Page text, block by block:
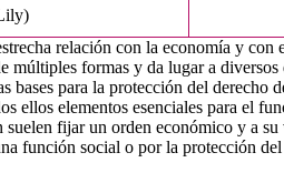
relación con la economía y
múltiples formas y da lugar a diversos
bases para la protección del
ellos elementos esenciales para el
fijar un orden económico y a
función social o por la protección